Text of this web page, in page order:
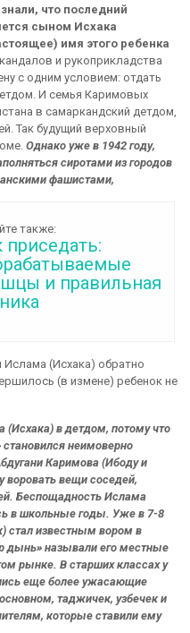
что последний
сыном Исхака
имя этого ребенка
и рукоприкладства
с одним условием: отдать
И семья Каримовых
в самаркандский детдом,
Так будущий верховный
Однако уже в 1942 году,
сиротами из городов
фашистами,
также:
приседать:
и правильная
Ислама (Исхака) обратно
(в измене) ребенок не
(Исхака) в детдом, потому что
неимоверно
Каримова (Ибоду и
вещи соседей,
Беспощадность Ислама
в школьные годы. Уже в 7-8
стал известным вором в
дынь» называли его местные
рынке. В старших классах у
еще более ужасающие
таджичек, узбечек и
которые ставили ему